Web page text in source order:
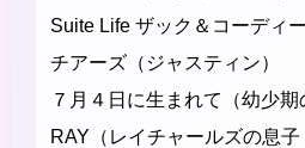
Suite Life ザック＆コーディー
チアーズ（ジャスティン）
７月４日に生まれて（幼少期
RAY（レイチャールズの息